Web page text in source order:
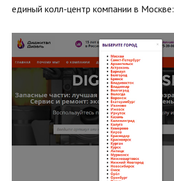
единый колл-центр компании в Москве: